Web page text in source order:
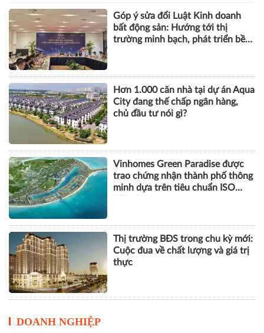
Góp ý sửa đổi Luật Kinh doanh
bất động sản: Hướng tới thị
trường minh bạch, phát triển bền
Hơn 1.000 căn nhà tại dự án Aqua
City đang thế chấp ngân hàng,
chủ đầu tư nói gì?
Vinhomes Green Paradise được
trao chứng nhận thành phố thông
minh dựa trên tiêu chuẩn ISO
Thị trường BĐS trong chu kỳ mới:
Cuộc đua về chất lượng và giá trị
thực
DOANH NGHIỆP